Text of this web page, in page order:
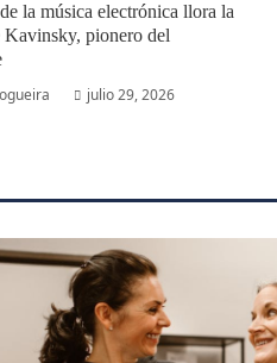
la música electrónica llora la
Kavinsky, pionero del
julio 29, 2026